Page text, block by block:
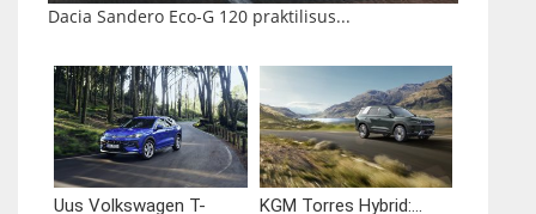
Dacia Sandero Eco-G 120 praktilisus...
Uus Volkswagen T- KGM Torres Hybrid:...